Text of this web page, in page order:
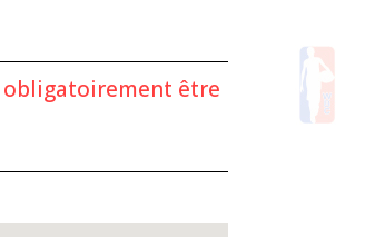
obligatoirement être